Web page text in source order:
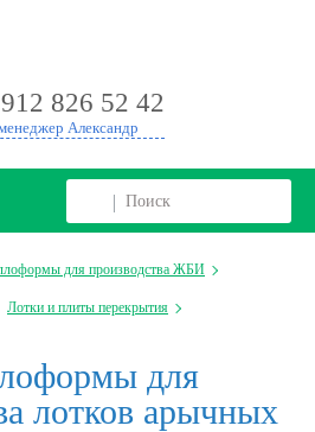
826 52 42
Александр
для производства ЖБИ
Лотки и плиты перекрытия
для
лотков арычных